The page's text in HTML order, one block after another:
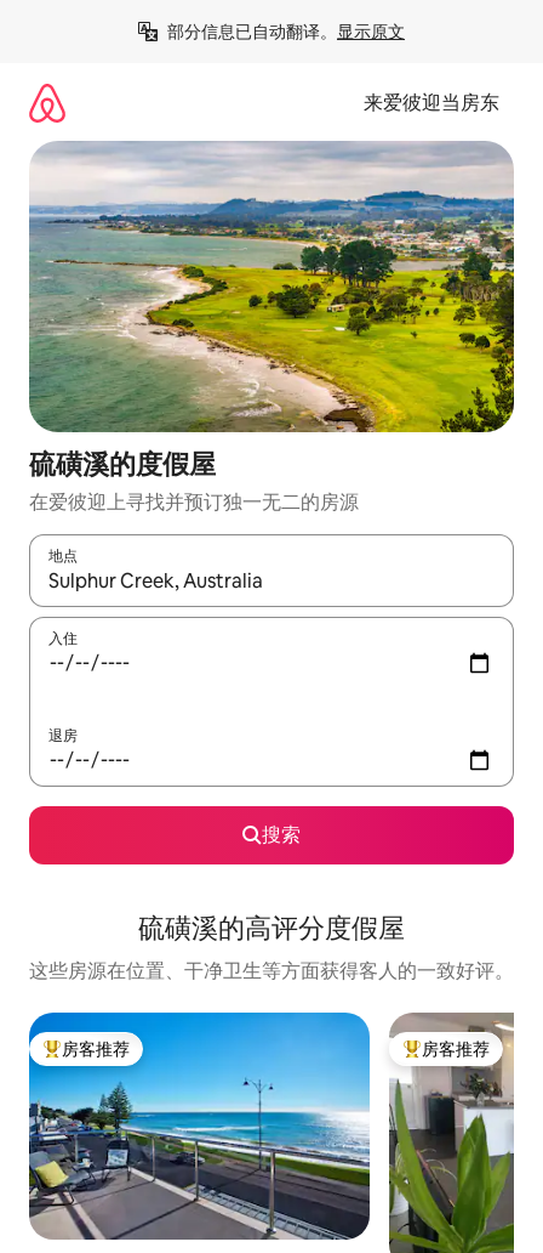
部分信息已自动翻译。 显示原文
来爱彼迎当房东
硫磺溪的度假屋
在爱彼迎上寻找并预订独一无二的房源
地点
如有搜索结果，请使用上下方向键查看，或通过点击或滑动手势
入住
退房
搜索
硫磺溪的高评分度假屋
这些房源在位置、干净卫生等方面获得客人的一致好评。
热门「房客推荐」
房客推荐 热门「房客推荐」
房客推荐